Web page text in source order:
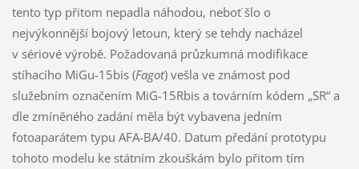
tento typ přitom nepadla náhodou, neboť šlo o
nejvýkonnější bojový letoun, který se tehdy nacházel
v sériové výrobě. Požadovaná průzkumná modifikace
stíhacího MiGu-15bis (Fagot) vešla ve známost pod
služebním označením MiG-15Rbis a továrním kódem „SR“ a
dle zmíněného zadání měla být vybavena jedním
fotoaparátem typu AFA-BA/40. Datum předání prototypu
tohoto modelu ke státním zkouškám bylo přitom tím